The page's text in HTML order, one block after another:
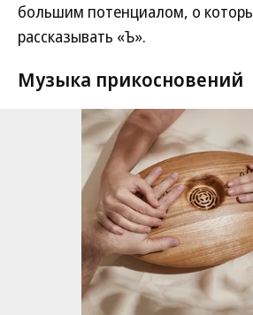
большим потенциалом, о
рассказывать «Ъ».
Музыка прикосновений